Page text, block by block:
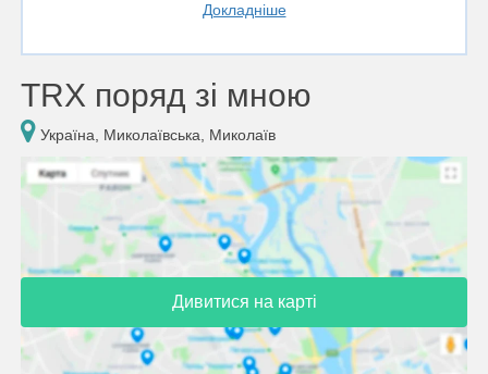
Докладніше
TRX поряд зі мною
Україна, Миколаївська, Миколаїв
Дивитися на карті